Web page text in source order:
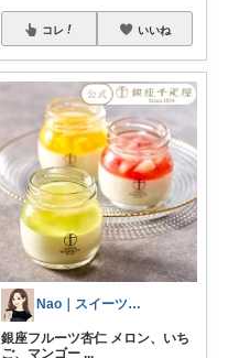
コレ いいね
Nao｜スイーツROOM🍰
銀座フルーツ杏仁 メロン、いち
ご、マンゴー ...